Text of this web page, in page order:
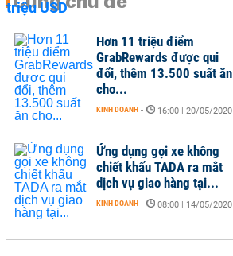
Hơn 11 triệu điểm
GrabRewards được qui
đổi, thêm 13.500 suất ăn
cho...
KINH DOANH - 16:00 | 20/05/2020
Ứng dụng gọi xe không
chiết khấu TADA ra mắt
dịch vụ giao hàng tại...
KINH DOANH - 08:00 | 14/05/2020